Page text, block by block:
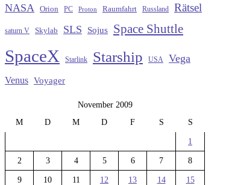
NASA Orion PC Proton Raumfahrt Russland Rätsel
saturn V Skylab SLS Sojus Space Shuttle
SpaceX Starlink Starship USA Vega
Venus Voyager
November 2009
M
D M D F S S
1
2 3 4 5 6 7 8
9 10 11 12 13 14 15